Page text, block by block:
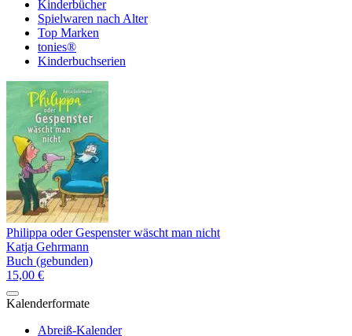
Kinderbücher
Spielwaren nach Alter
Top Marken
tonies®
Kinderbuchserien
Philippa oder Gespenster wäscht man nicht
Katja Gehrmann
Buch (gebunden)
15,00 €
Kalenderformate
Abreiß-Kalender